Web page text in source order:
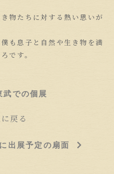
物たちに対する熱い思いが
も息子と自然や生き物を満
です。
武での個展
戻る
出展予定の扇面